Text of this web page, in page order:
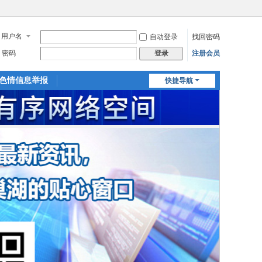
用户名 自动登录
找回密码
密码
登录 注册会员
快捷导航
情信息举报